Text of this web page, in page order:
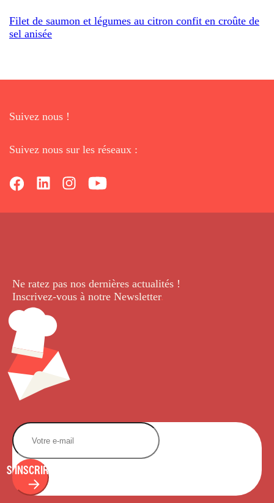
Filet de saumon et légumes au citron confit en croûte de
sel anisée
Suivez nous !
Suivez nous sur les réseaux :
Ne ratez pas nos dernières actualités !
Inscrivez-vous à notre Newsletter.
S'INSCRIRE